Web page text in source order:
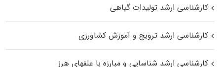
کارشناسی ارشد تولیدات گیاهی
کارشناسی ارشد ترویج و آموزش کشاورزی
کارشناسی ارشد شناسایی و مبارزه با علفهای هرز